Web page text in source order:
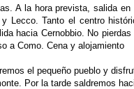
A la hora prevista, salida
y Lecco. Tanto el centro
hacia Cernobbio. No
a Como. Cena y alojamiento
el pequeño pueblo y
Por la tarde saldremos